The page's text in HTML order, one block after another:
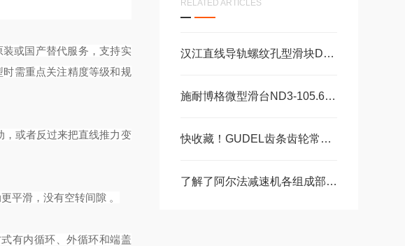
RELATED ARTICLES
汉江直线导轨螺纹孔型滑块DA15AADA20AADA20AAL
施耐博格微型滑台ND3-105.60，ND3-130.75机械装配轴承
快收藏！GUDEL齿条齿轮常见故障的对应解决妙招
了解了阿尔法减速机各组成部件功能特点才能更好的使用它
或国产替代服务，支持实
需重点关注精度等级和规
，或者反过来把直线推力变
平滑，没有空转间隙 。
有内循环、外循环和端盖